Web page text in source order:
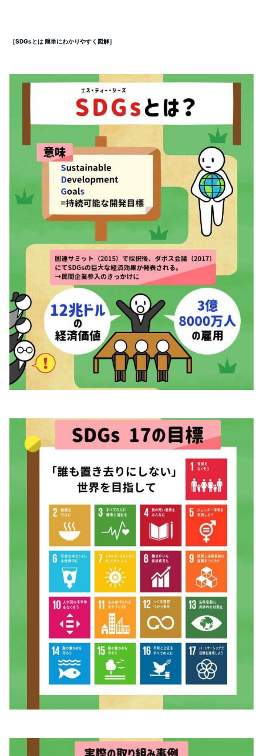
［SDGsとは 簡単にわかりやすく図解］